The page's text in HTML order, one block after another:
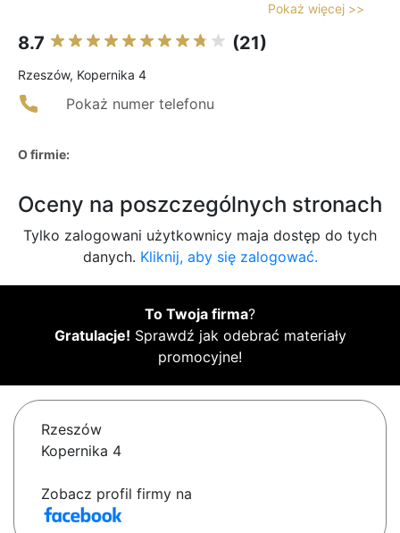
Pokaż więcej >>
8.7 (21)
Rzeszów, Kopernika 4
Pokaż numer telefonu
O firmie:
Oceny na poszczególnych stronach
Tylko zalogowani użytkownicy maja dostęp do tych
danych. Kliknij, aby się zalogować.
To Twoja firma?
Gratulacje! Sprawdź jak odebrać materiały
promocyjne!
Rzeszów
Kopernika 4
Zobacz profil firmy na